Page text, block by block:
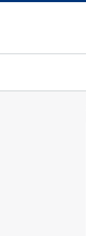
Siirrytty